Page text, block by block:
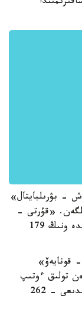
- بۋرىلبايتال»
بەرىلگەن. «قۇرتى -
بۋرىلبايتال» اۆتوجولى - 228 شاقىرىم. بۇگىندە ونىڭ 179
- قونايەۆ»
تولىق ءوتىپ
بولعان. «مەركە - بۋرىلبايتال» جولىنىڭ ۇزىندىعى - 262